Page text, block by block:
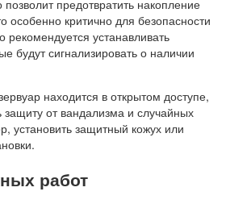
позволит предотвратить накопление
особенно критично для безопасности
рекомендуется устанавливать
будут сигнализировать о наличии
находится в открытом доступе,
защиту от вандализма и случайных
установить защитный кожух или
работ